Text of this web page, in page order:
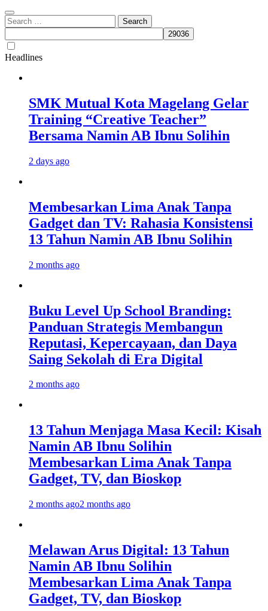
Search
for:
Headlines
SMK Mutual Kota Magelang Gelar
Training “Creative Teacher”
Bersama Namin AB Ibnu Solihin
2 days ago
Membesarkan Lima Anak Tanpa
Gadget dan TV: Rahasia Konsistensi
13 Tahun Namin AB Ibnu Solihin
2 months ago
Buku Level Up School Branding:
Panduan Strategis Membangun
Reputasi, Kepercayaan, dan Daya
Saing Sekolah di Era Digital
2 months ago
13 Tahun Menjaga Masa Kecil: Kisah
Namin AB Ibnu Solihin
Membesarkan Lima Anak Tanpa
Gadget, TV, dan Bioskop
2 months ago2 months ago
Melawan Arus Digital: 13 Tahun
Namin AB Ibnu Solihin
Membesarkan Lima Anak Tanpa
Gadget, TV, dan Bioskop